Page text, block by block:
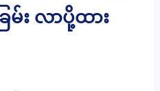
း လာပို့ထား